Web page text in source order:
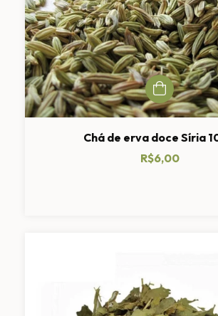
Chá de erva doce Síria
R$6,00